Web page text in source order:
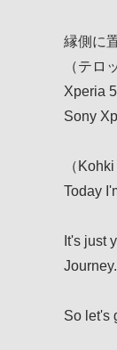
縁側に
（テロ
Xperia
Sony
（
Today
It's just
Journey.
So let's